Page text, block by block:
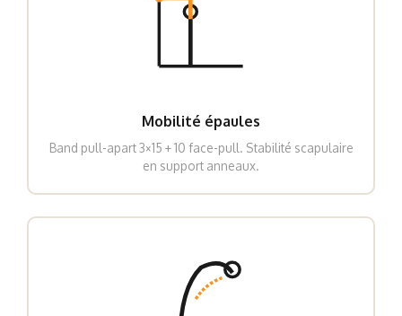
Mobilité épaules
Band pull-apart 3×15 + 10 face-pull. Stabilité scapulaire
en support anneaux.